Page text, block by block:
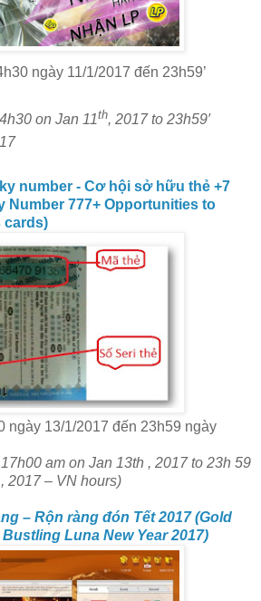
ngày 11/1/2017 đến 23h59’
on Jan 11th, 2017 to 23h59′
number - Cơ hội sở hữu thẻ +7
Number 777+ Opportunities to
cards)
ngày 13/1/2017 đến 23h59 ngày
am on Jan 13th , 2017 to 23h 59
2017 – VN hours)
– Rộn ràng đón Tết 2017 (Gold
Luna New Year 2017)